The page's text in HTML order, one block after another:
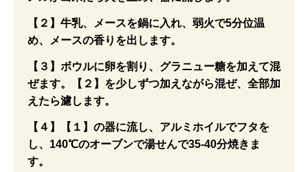
【２】牛乳、メースを鍋に入れ、弱火で5分位温
め、メースの香りを出します。
【３】ボウルに卵を割り、グラニュー糖を加えて混
ぜます。【２】を少しずつ加えながら混ぜ、全部加
えたら濾します。
【４】【１】の器に流し、アルミホイルでフタを
し、140℃のオーブンで湯せんで35-40分焼きま
す。